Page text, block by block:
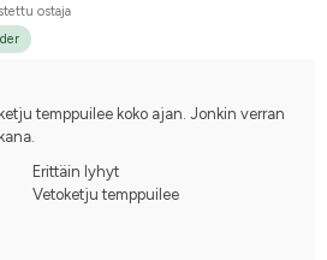
ostaja
temppuilee koko ajan. Jonkin verran
Erittäin lyhyt
Vetoketju temppuilee